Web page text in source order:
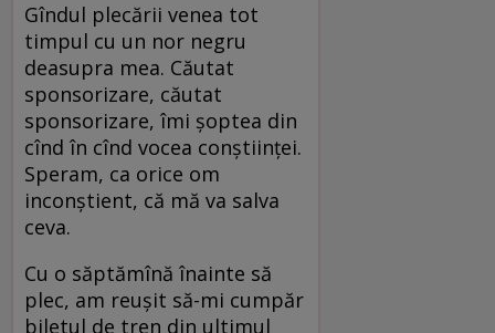
Gîndul plecării venea tot
timpul cu un nor negru
deasupra mea. Căutat
sponsorizare, căutat
sponsorizare, îmi șoptea din
cînd în cînd vocea conștiinței.
Speram, ca orice om
inconștient, că mă va salva
ceva.
Cu o săptămînă înainte să
plec, am reușit să-mi cumpăr
biletul de tren din ultimul